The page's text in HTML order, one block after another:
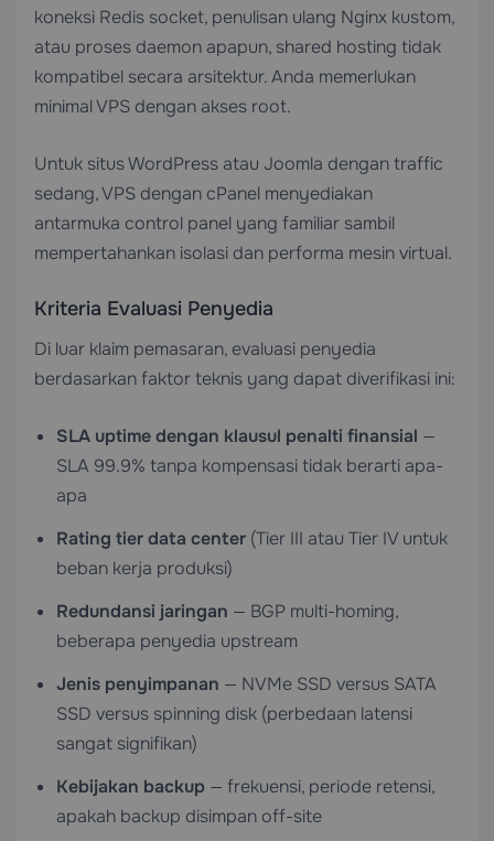
koneksi Redis socket, penulisan ulang Nginx kustom,
atau proses daemon apapun, shared hosting tidak
kompatibel secara arsitektur. Anda memerlukan
minimal VPS dengan akses root.
Untuk situs WordPress atau Joomla dengan traffic
sedang,VPS dengan cPanel menyediakan
antarmuka control panel yang familiar sambil
mempertahankan isolasi dan performa mesin virtual.
Kriteria Evaluasi Penyedia
Di luar klaim pemasaran, evaluasi penyedia
berdasarkan faktor teknis yang dapat diverifikasi ini:
SLA uptime dengan klausul penalti finansial —
SLA 99.9% tanpa kompensasi tidak berarti apa-
apa
Rating tier data center (Tier III atau Tier IV untuk
beban kerja produksi)
Redundansi jaringan — BGP multi-homing,
beberapa penyedia upstream
Jenis penyimpanan — NVMe SSD versus SATA
SSD versus spinning disk (perbedaan latensi
sangat signifikan)
Kebijakan backup — frekuensi, periode retensi,
apakah backup disimpan off-site